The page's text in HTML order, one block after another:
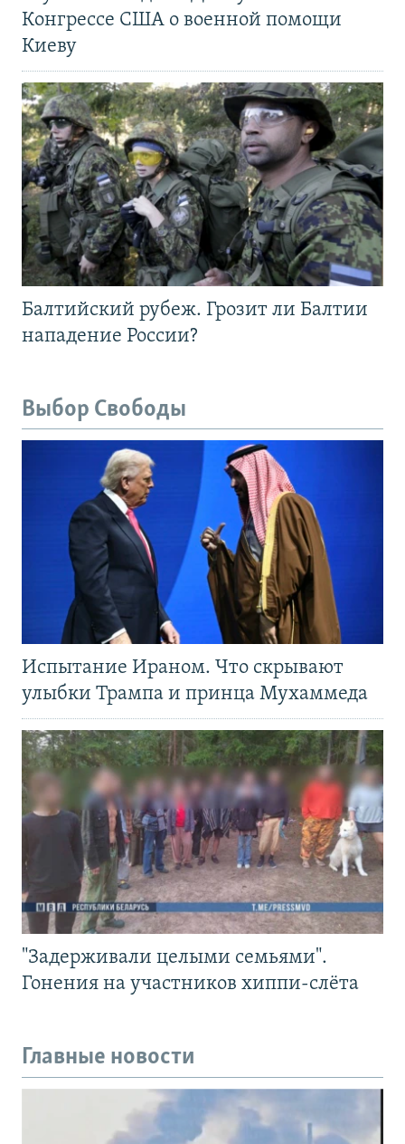
Конгрессе США о военной помощи
Киеву
Балтийский рубеж. Грозит ли Балтии
нападение России?
Выбор Свободы
Испытание Ираном. Что скрывают
улыбки Трампа и принца Мухаммеда
"Задерживали целыми семьями".
Гонения на участников хиппи-слёта
Главные новости